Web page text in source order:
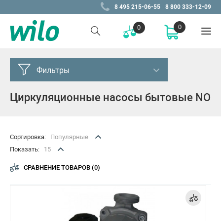
8 495 215-06-55 8 800 333-12-09
0 0
Фильтры
Серия
Цена, Р
от – до
Резьбовое соединение труб
Циркуляционные насосы бытовые NO
Сортировка:
Популярные
Показать:
15
СРАВНЕНИЕ ТОВАРОВ (0)